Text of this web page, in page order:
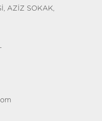
AZİZ SOKAK,